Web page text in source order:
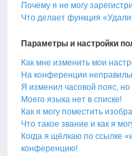
Почему я не могу
Что делает функция
Параметры и настройки
Как мне изменить мои
На конференции
Я изменил часовой пояс,
Моего языка нет в списке!
Как я могу поместить
Что такое звание и как я
Когда я щёлкаю по ссылке
конференцию!